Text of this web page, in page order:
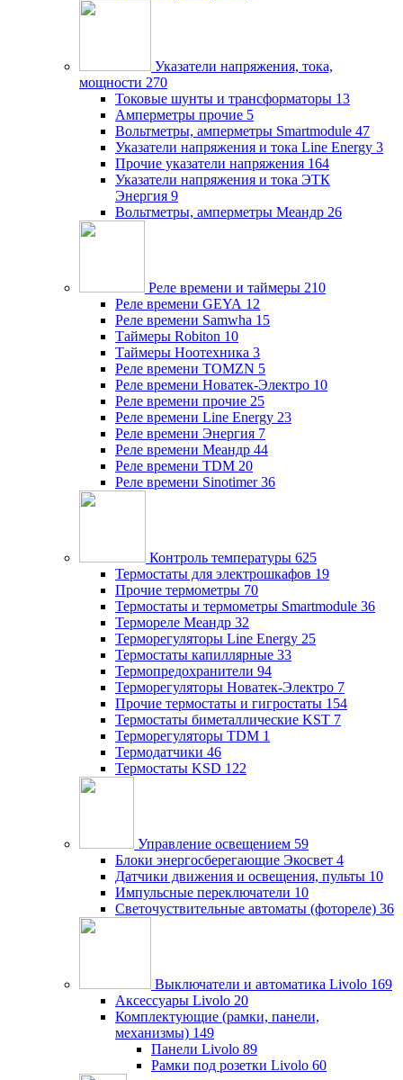
Указатели напряжения, тока,
мощности 270
Токовые шунты и трансформаторы 13
Амперметры прочие 5
Вольтметры, амперметры Smartmodule 47
Указатели напряжения и тока Line Energy 3
Прочие указатели напряжения 164
Указатели напряжения и тока ЭТК
Энергия 9
Вольтметры, амперметры Меандр 26
Реле времени и таймеры 210
Реле времени GEYA 12
Реле времени Samwha 15
Таймеры Robiton 10
Таймеры Ноотехника 3
Реле времени TOMZN 5
Реле времени Новатек-Электро 10
Реле времени прочие 25
Реле времени Line Energy 23
Реле времени Энергия 7
Реле времени Меандр 44
Реле времени TDM 20
Реле времени Sinotimer 36
Контроль температуры 625
Термостаты для электрошкафов 19
Прочие термометры 70
Термостаты и термометры Smartmodule 36
Термореле Меандр 32
Терморегуляторы Line Energy 25
Термостаты капиллярные 33
Термопредохранители 94
Терморегуляторы Новатек-Электро 7
Прочие термостаты и гигростаты 154
Термостаты биметаллические KST 7
Терморегуляторы TDM 1
Термодатчики 46
Термостаты KSD 122
Управление освещением 59
Блоки энергосберегающие Экосвет 4
Датчики движения и освещения, пульты 10
Импульсные переключатели 10
Светочуствительные автоматы (фотореле) 36
Выключатели и автоматика Livolo 169
Аксессуары Livolo 20
Комплектующие (рамки, панели,
механизмы) 149
Панели Livolo 89
Рамки под розетки Livolo 60